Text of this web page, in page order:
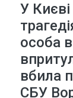
У
особа
вбила
СБУ